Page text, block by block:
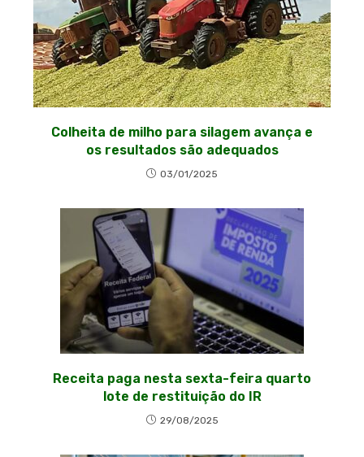
Colheita de milho para silagem avança e
os resultados são adequados
03/01/2025
Receita paga nesta sexta-feira quarto
lote de restituição do IR
29/08/2025